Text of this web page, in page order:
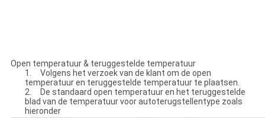
Open temperatuur & teruggestelde temperatuur
1. Volgens het verzoek van de klant om de open
temperatuur en teruggestelde temperatuur te plaatsen.
2. De standaard open temperatuur en het teruggestelde
blad van de temperatuur voor autoterugstellentype zoals
hieronder